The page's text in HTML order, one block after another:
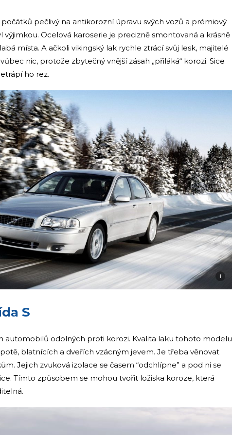
pečlivý na antikorozní úpravu svých vozů a prémiový
Ocelová karoserie je precizně smontovaná a krásně
místa. A ačkoli vikingský lak rychle ztrácí svůj lesk, majitelé
nic, protože zbytečný vnější zásah „přiláká“ korozi. Sice
ho rez.
i
S
automobilů odolných proti korozi. Kvalita laku tohoto modelu
blatnících a dveřích vzácným jevem. Je třeba věnovat
Jejich zvuková izolace se časem “odchlípne” a pod ni se
Tímto způsobem se mohou tvořit ložiska koroze, která